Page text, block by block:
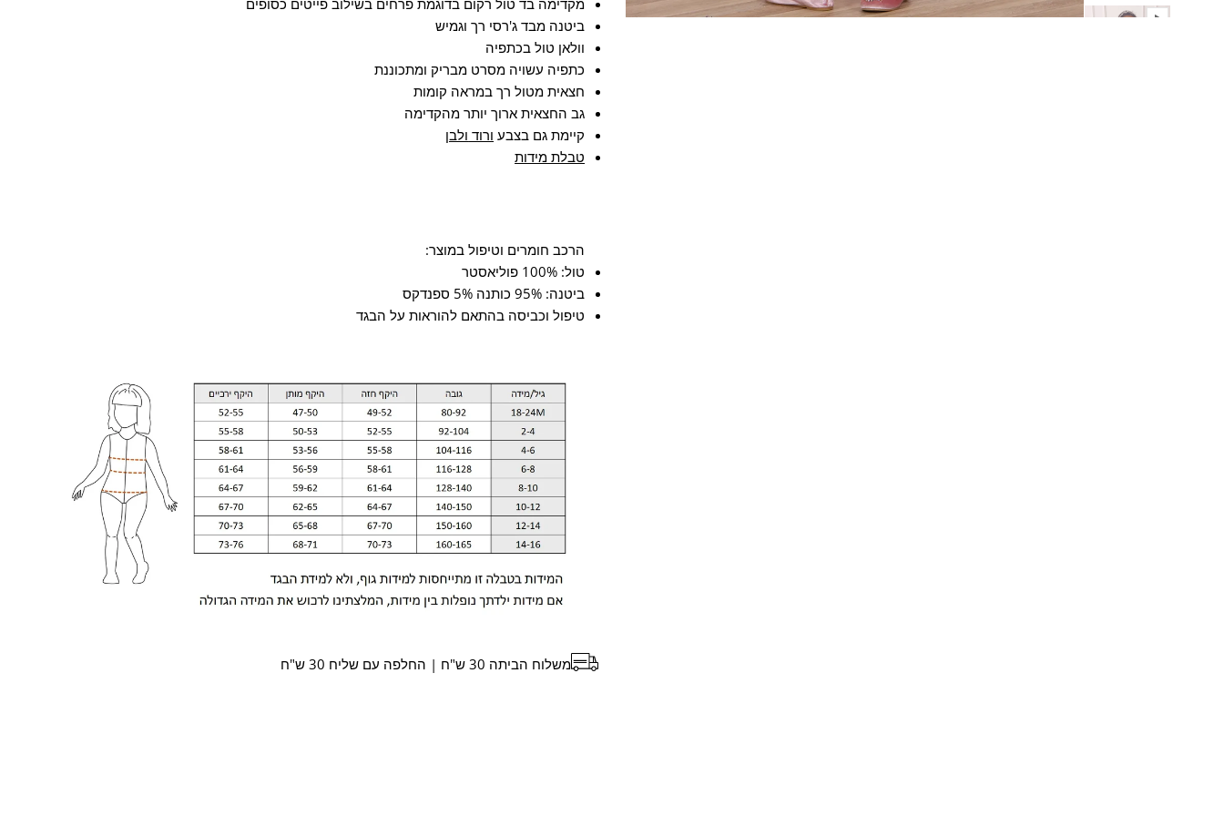
כתפיה
חצאית
טול
קומות
כתפיה
טול
מקדימה בד טול רקום בדוגמת פרחים בשילוב פייטים כסופים
ביטנה מבד ג'רסי רך וגמיש
וולאן טול בכתפיה
כתפיה עשויה מסרט מבריק ומתכוננת
חצאית מטול רך במראה קומות
גב החצאית ארוך יותר מהקדימה
קיימת גם בצבע ורוד ולבן
טבלת מידות
הרכב חומרים וטיפול במוצר:
טול: 100% פוליאסטר
ביטנה: 95% כותנה 5% ספנדקס
טיפול וכביסה בהתאם להוראות על הבגד
משלוח הביתה 30 ש"ח | החלפה עם שליח 30 ש"ח